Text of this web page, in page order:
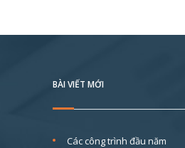
BÀI VIẾT MỚI
Các công trình đầu năm